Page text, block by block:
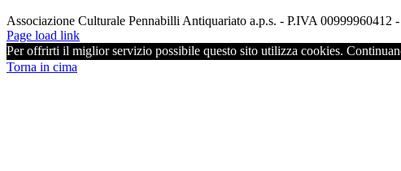
Associazione Culturale Pennabilli Antiquariato a.p.s. - P.IVA 00999960412
Page load link
Per offrirti il miglior servizio possibile questo sito utilizza cookies.
Torna in cima